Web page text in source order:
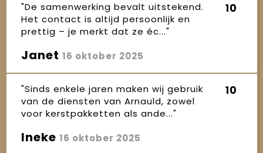
"De samenwerking bevalt uitstekend.
Het contact is altijd persoonlijk en
prettig – je merkt dat ze éc..."
10
Janet 16 oktober 2025
"Sinds enkele jaren maken wij gebruik
van de diensten van Arnauld, zowel
voor kerstpakketten als ande..."
10
Ineke 16 oktober 2025